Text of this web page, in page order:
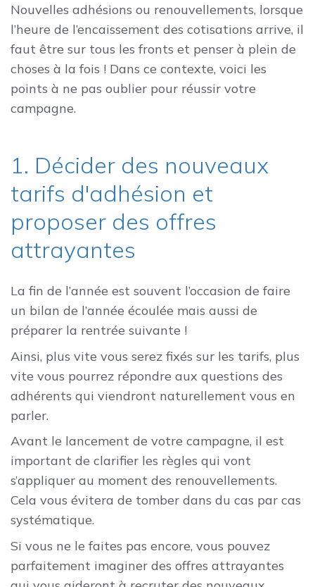
Nouvelles adhésions ou renouvellements, lorsque
l’heure de l’encaissement des cotisations arrive, il
faut être sur tous les fronts et penser à plein de
choses à la fois ! Dans ce contexte, voici les
points à ne pas oublier pour réussir votre
campagne.
1. Décider des nouveaux
tarifs d'adhésion et
proposer des offres
attrayantes
La fin de l’année est souvent l’occasion de faire
un bilan de l’année écoulée mais aussi de
préparer la rentrée suivante !
Ainsi, plus vite vous serez fixés sur les tarifs, plus
vite vous pourrez répondre aux questions des
adhérents qui viendront naturellement vous en
parler.
Avant le lancement de votre campagne, il est
important de clarifier les règles qui vont
s’appliquer au moment des renouvellements.
Cela vous évitera de tomber dans du cas par cas
systématique.
Si vous ne le faites pas encore, vous pouvez
parfaitement imaginer des offres attrayantes